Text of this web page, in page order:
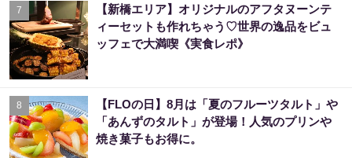
7
【新橋エリア】オリジナルのアフタヌーンテ
ィーセットも作れちゃう♡世界の逸品をビュ
ッフェで大満喫《実食レポ》
8
【FLOの日】8月は「夏のフルーツタルト」や
「あんずのタルト」が登場！人気のプリンや
焼き菓子もお得に。